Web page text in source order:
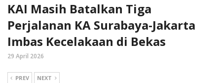
KAI Masih Batalkan Tiga
Perjalanan KA Surabaya-Jakarta
Imbas Kecelakaan di Bekas
29 April 2026
PREV NEXT